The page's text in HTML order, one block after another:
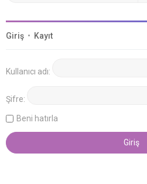
Giriş • Kayıt
Kullanıcı adı:
Şifre:
Beni hatırla